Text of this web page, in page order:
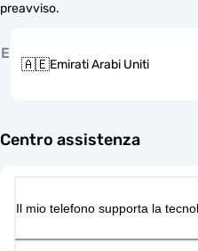
preavviso.
E
🇦🇪Emirati Arabi Uniti
Centro assistenza
Il mio telefono supporta la